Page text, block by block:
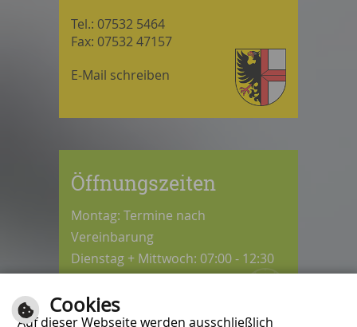
Tel.: 07532 5464
Fax: 07532 47157
E-Mail schreiben
Öffnungszeiten
Montag: Termine nach
Vereinbarung
Dienstag + Mittwoch: 07:00 - 12:30
Donnerstag: 08:30 - 12:30 / 14:00 -
18:00 Uhr
Cookies
Auf dieser Webseite werden ausschließlich